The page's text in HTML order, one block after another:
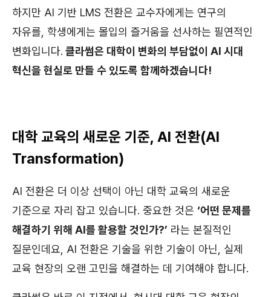
하지만 AI 기반 LMS 전환은 교수자에게는 연구의
자유를, 학생에게는 몰입의 즐거움을 선사하는 필연적인
변화입니다. 클라썸은 대학이 변화의 부담없이 AI 시대
혁신을 현실로 만들 수 있도록 함께하겠습니다!
대학 교육의 새로운 기준, AI 전환(AI
Transformation)
AI 전환은 더 이상 선택이 아닌 대학 교육의 새로운
기준으로 자리 잡고 있습니다. 중요한 것은 ‘어떤 문제를
해결하기 위해 AI를 활용할 것인가?’ 라는 본질적인
질문인데요, AI 전환은 기술을 위한 기술이 아닌, 실제
교육 현장의 오랜 고민을 해결하는 데 기여해야 합니다.